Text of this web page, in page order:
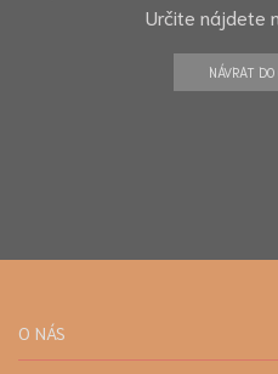
Určite nájdete
NÁVRAT
O NÁS